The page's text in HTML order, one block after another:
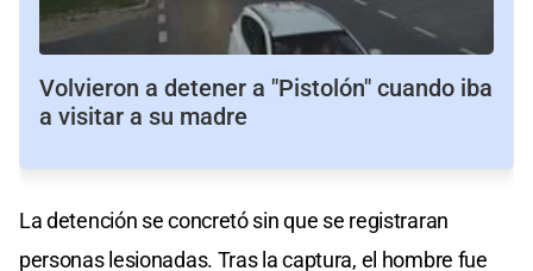
Volvieron a detener a "Pistolón" cuando iba
a visitar a su madre
La detención se concretó sin que se registraran
personas lesionadas. Tras la captura, el hombre fue